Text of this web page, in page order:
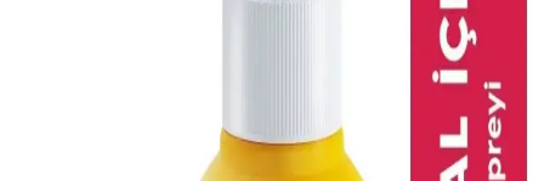
Türkiye'de Kedilere Yönelik Güncel Mamalar ve
Türkiye'de popüler kediseverler ve evcil hayvan sahipleri için
Mystic, Hill's ve Muçi markalarının öne çıkan ürünleri, içerikleri ve
sağladığı faydalar hakkında detaylar.